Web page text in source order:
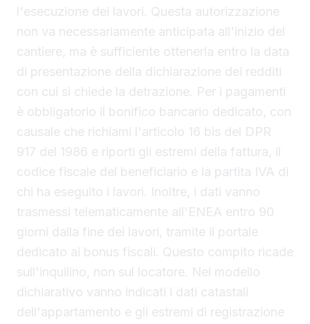
l'esecuzione dei lavori. Questa autorizzazione
non va necessariamente anticipata all'inizio del
cantiere, ma è sufficiente ottenerla entro la data
di presentazione della dichiarazione dei redditi
con cui si chiede la detrazione. Per i pagamenti
è obbligatorio il bonifico bancario dedicato, con
causale che richiami l'articolo 16 bis del DPR
917 del 1986 e riporti gli estremi della fattura, il
codice fiscale del beneficiario e la partita IVA di
chi ha eseguito i lavori. Inoltre, i dati vanno
trasmessi telematicamente all'ENEA entro 90
giorni dalla fine dei lavori, tramite il portale
dedicato ai bonus fiscali. Questo compito ricade
sull'inquilino, non sul locatore. Nel modello
dichiarativo vanno indicati i dati catastali
dell'appartamento e gli estremi di registrazione